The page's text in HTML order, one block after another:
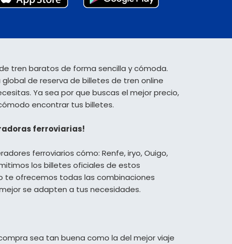
tren baratos de forma sencilla y cómoda.
de reserva de billetes de tren online
Ya sea por que buscas el mejor precio,
encontrar tus billetes.
ferroviarias!
ferroviarios cómo: Renfe, iryo, Ouigo,
los billetes oficiales de estos
te ofrecemos todas las combinaciones
se adapten a tus necesidades.
sea tan buena como la del mejor viaje